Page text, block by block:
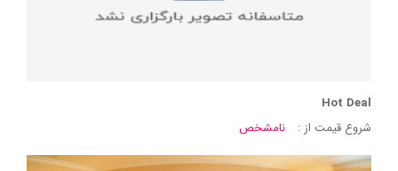
Hot Deal
شروع قیمت از :
نامشخص